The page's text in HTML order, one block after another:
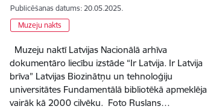
Publicēšanas datums: 20.05.2025.
Muzeju nakts
Muzeju naktī Latvijas Nacionālā arhīva
dokumentāro liecību izstāde “Ir Latvija. Ir Latvija
brīva” Latvijas Biozinātņu un tehnoloģiju
universitātes Fundamentālā bibliotēkā apmeklēja
vairāk kā 2000 cilvēku. Foto Ruslans…